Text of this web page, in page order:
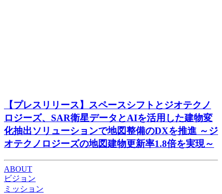
【プレスリリース】スペースシフトとジオテクノ
ロジーズ、SAR衛星データとAIを活用した建物変
化抽出ソリューションで地図整備のDXを推進 ～ジ
オテクノロジーズの地図建物更新率1.8倍を実現～
ABOUT
ビジョン
ミッション